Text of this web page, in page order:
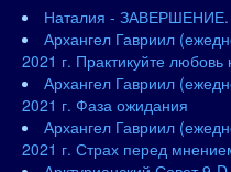
Наталия - ЗАВЕРШЕНИЕ.
Архангел Гавриил
2021 г. Практикуйте любовь
Архангел Гавриил
2021 г. Фаза ожидания
Архангел Гавриил
2021 г. Страх перед